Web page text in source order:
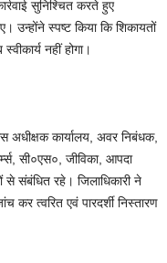
सुनिश्चित करते हुए
उन्होंने स्पष्ट किया कि शिकायतों
नहीं होगा।
अधीक्षक कार्यालय, अवर निबंधक,
सी०एस०, जीविका, आपदा
से संबंधित रहे। जिलाधिकारी ने
कर त्वरित एवं पारदर्शी निस्तारण